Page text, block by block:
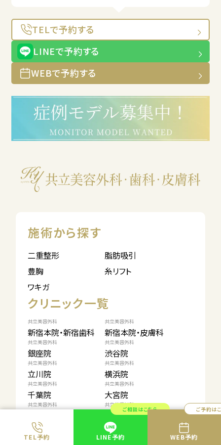
TEL予約
ご相談はこちら
LINE予約
ご予約は
WEB予約
TELで予約する
LINEで予約する
WEBで予約する
施術から探す
二重整形
脂肪吸引
豊胸
糸リフト
ワキガ
クリニック一覧
共立美容外科
新宿本院・新宿歯科
共立美容外科
新宿本院・皮膚科
共立美容外科
銀座院
共立美容外科
渋谷院
共立美容外科
立川院
共立美容外科
横浜院
共立美容外科
千葉院
共立美容外科
大宮院
共立美容外科 共立美容外科
仙台院
共立美容外科
浜松院
共立美容外科
名古屋院